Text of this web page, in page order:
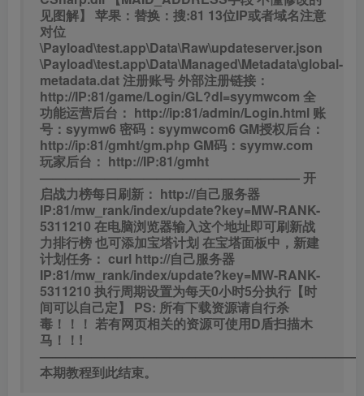
见图解】 苹果：替换：搜:81 13位IP或者域名注意
对位
\Payload\test.app\Data\Raw\updateserver.json
\Payload\test.app\Data\Managed\Metadata\global-
metadata.dat注册账号外部注册链接：
http://IP:81/game/Login/GL?dl=syymwcom 全
功能运营后台： http://ip:81/admin/Login.html 账
号：syymw6 密码：syymwcom6 GM授权后台：
http://ip:81/gmht/gm.php GM码：syymw.com
玩家后台： http://IP:81/gmht
————————————————————开
启战力榜每日刷新： http://自己服务器
IP:81/mw_rank/index/update?key=MW-RANK-
5311210 在电脑浏览器输入这个地址即可刷新战
力排行榜 也可添加宝塔计划在宝塔面板中，新建
计划任务： curl http://自己服务器
IP:81/mw_rank/index/update?key=MW-RANK-
5311210 执行周期设置为每天0小时5分执行【时
间可以自己定】
PS: 所有下载资源请自行杀
毒！！！ 若有网页相关的资源可使用D盾扫描木
马！！!
本期教程到此结束。